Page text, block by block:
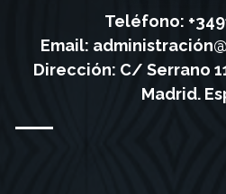
Teléfono:
Email:
Dirección: C/ Serrano
Madrid.